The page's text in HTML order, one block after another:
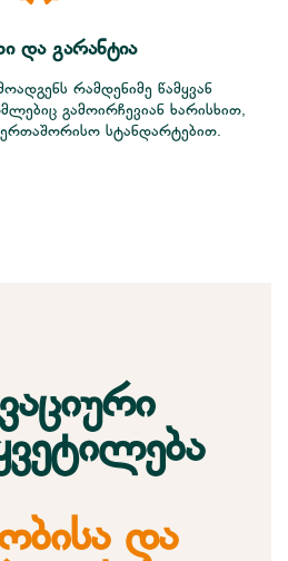
და გარანტია
რამდენიმე წამყვან
გამოირჩევიან ხარისხით,
სტანდარტებით.
და